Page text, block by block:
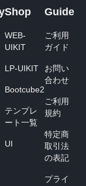
Shop
WEB-
UIKIT
LP-UIKIT
Bootcube2
テンプレ
ート一覧
UI
Guide
ご利用
ガイド
お問い
合わせ
ご利用
規約
特定商
取引法
の表記
プライ